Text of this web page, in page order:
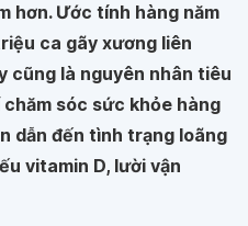
hơn. Ước tính hàng năm
ca gãy xương liên
cũng là nguyên nhân tiêu
sóc sức khỏe hàng
dẫn đến tình trạng loãng
vitamin D, lười vận